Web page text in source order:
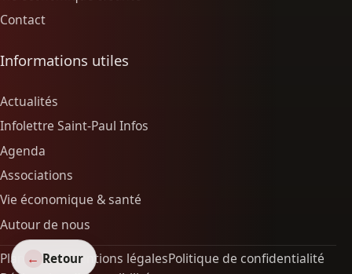
← Retour
Contact
Informations utiles
Actualités
Infolettre Saint-Paul Infos
Agenda
Associations
Vie économique & santé
Autour de nous
Plan du siteMentions légalesPolitique de confidentialité